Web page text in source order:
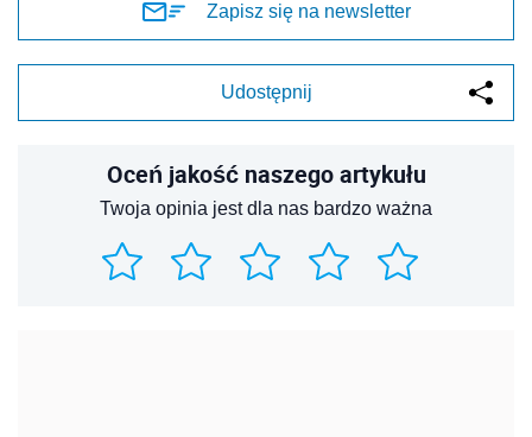
Zapisz się na newsletter
Udostępnij
Oceń jakość naszego artykułu
Twoja opinia jest dla nas bardzo ważna